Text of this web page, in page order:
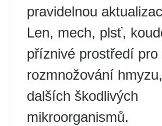
pravidelnou
Len, mech, plsť,
příznivé prostředí pro
rozmnožování
dalších škodlivých
mikroorganismů.